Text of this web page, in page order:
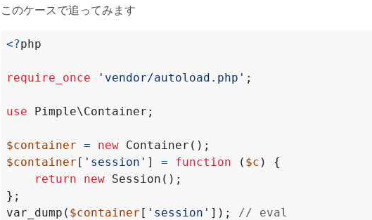
このケースで追ってみます
<?php
require_once 'vendor/autoload.php' ;
use Pimple\Container ;
$container = new Container ();
$container [ 'session' ] = function ( $c )
{
return
new Session ();
};
var_dump ( $container [ 'session' ]);